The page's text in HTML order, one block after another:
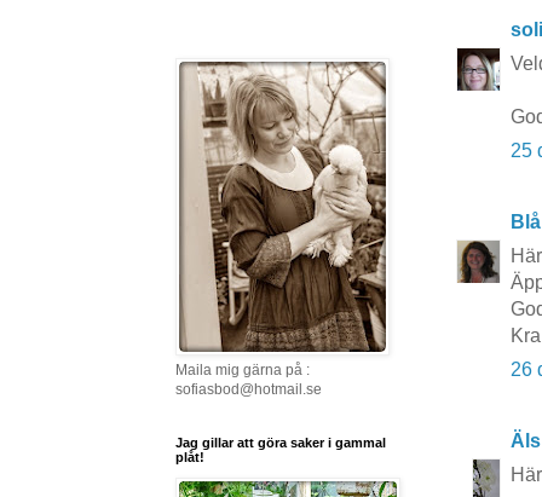
25
26
Maila mig gärna på :
sofiasbod@hotmail.se
Jag gillar att göra saker i gammal
plåt!